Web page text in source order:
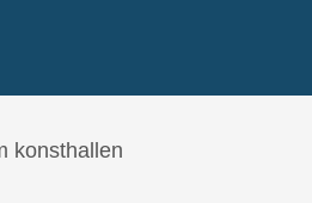
konsthallen